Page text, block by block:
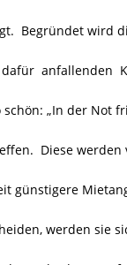
Begründet wird
anfallenden
„In der Not
Diese werden
günstigere
werden sie